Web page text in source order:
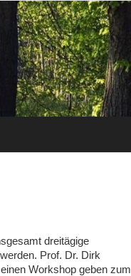
dreitägige
Prof. Dr. Dirk
Workshop geben zum